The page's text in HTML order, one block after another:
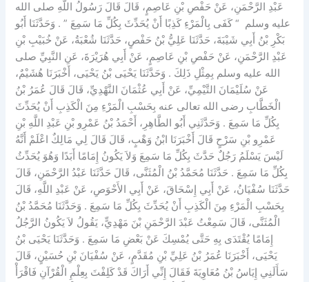
عَبْدِ الرَّحْمَنِ، عَنْ حَفْصِ بْنِ عَاصِمٍ، قَالَ قَالَ رَسُولُ اللَّهِ صلى الله
عليه وسلم ‏ “‏ كَفَى بِالْمَرْءِ كَذِبًا أَنْ يُحَدِّثَ بِكُلِّ مَا سَمِعَ ‏”‏ ‏.‏ وَحَدَّثَنَا أَبُو
بَكْرِ بْنُ أَبِي شَيْبَةَ، حَدَّثَنَا عَلِيُّ بْنُ حَفْصٍ، حَدَّثَنَا شُعْبَةُ، عَنْ خُبَيْبِ بْنِ
عَبْدِ الرَّحْمَنِ، عَنْ حَفْصِ بْنِ عَاصِمٍ، عَنْ أَبِي هُرَيْرَةَ، عَنِ النَّبِيِّ صلى
الله عليه وسلم بِمِثْلِ ذَلِكَ ‏.‏ وَحَدَّثَنَا يَحْيَى بْنُ يَحْيَى، أَخْبَرَنَا هُشَيْمٌ،
عَنْ سُلَيْمَانَ التَّيْمِيِّ، عَنْ أَبِي عُثْمَانَ النَّهْدِيِّ، قَالَ قَالَ عُمَرُ بْنُ
الْخَطَّابِ رضى الله تعالى عنه بِحَسْبِ الْمَرْءِ مِنَ الْكَذِبِ أَنْ يُحَدِّثَ
بِكُلِّ مَا سَمِعَ ‏.‏ وَحَدَّثَنِي أَبُو الطَّاهِرِ، أَحْمَدُ بْنُ عَمْرِو بْنِ عَبْدِ اللَّهِ بْنِ
عَمْرِو بْنِ سَرْحٍ قَالَ أَخْبَرَنَا ابْنُ وَهْبٍ، قَالَ قَالَ لِي مَالِكٌ اعْلَمْ أَنَّهُ
لَيْسَ يَسْلَمُ رَجُلٌ حَدَّثَ بِكُلِّ مَا سَمِعَ وَلاَ يَكُونُ إِمَامًا أَبَدًا وَهُوَ يُحَدِّثُ
بِكُلِّ مَا سَمِعَ ‏.‏ حَدَّثَنَا مُحَمَّدُ بْنُ الْمُثَنَّى، قَالَ حَدَّثَنَا عَبْدُ الرَّحْمَنِ، قَالَ
حَدَّثَنَا سُفْيَانُ، عَنْ أَبِي إِسْحَاقَ، عَنْ أَبِي الأَحْوَصِ، عَنْ عَبْدِ اللَّهِ، قَالَ
بِحَسْبِ الْمَرْءِ مِنَ الْكَذِبِ أَنْ يُحَدِّثَ بِكُلِّ مَا سَمِعَ ‏.‏ وَحَدَّثَنَا مُحَمَّدُ بْنُ
الْمُثَنَّى، قَالَ سَمِعْتُ عَبْدَ الرَّحْمَنِ بْنَ مَهْدِيٍّ، يَقُولُ لاَ يَكُونُ الرَّجُلُ
إِمَامًا يُقْتَدَى بِهِ حَتَّى يُمْسِكَ عَنْ بَعْضِ مَا سَمِعَ ‏.‏ وَحَدَّثَنَا يَحْيَى بْنُ
يَحْيَى، أَخْبَرَنَا عُمَرُ بْنُ عَلِيِّ بْنِ مُقَدَّمٍ، عَنْ سُفْيَانَ بْنِ حُسَيْنٍ، قَالَ
سَأَلَنِي إِيَاسُ بْنُ مُعَاوِيَةَ فَقَالَ إِنِّي أَرَاكَ قَدْ كَلِفْتَ بِعِلْمِ الْقُرْآنِ فَاقْرَأْ